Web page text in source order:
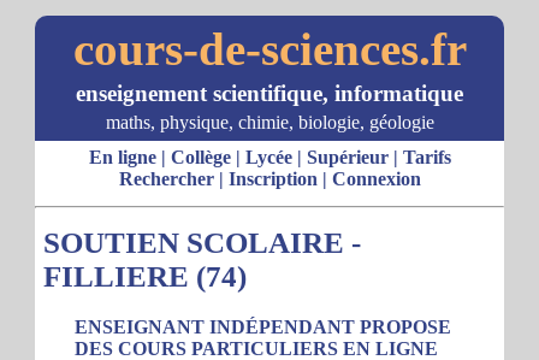
cours-de-sciences.fr
enseignement scientifique, informatique
maths, physique, chimie, biologie, géologie
En ligne| Collège| Lycée| Supérieur| Tarifs
Rechercher| Inscription | Connexion
SOUTIEN SCOLAIRE -
FILLIERE (74)
ENSEIGNANT INDÉPENDANT PROPOSE
DES COURS PARTICULIERS EN LIGNE